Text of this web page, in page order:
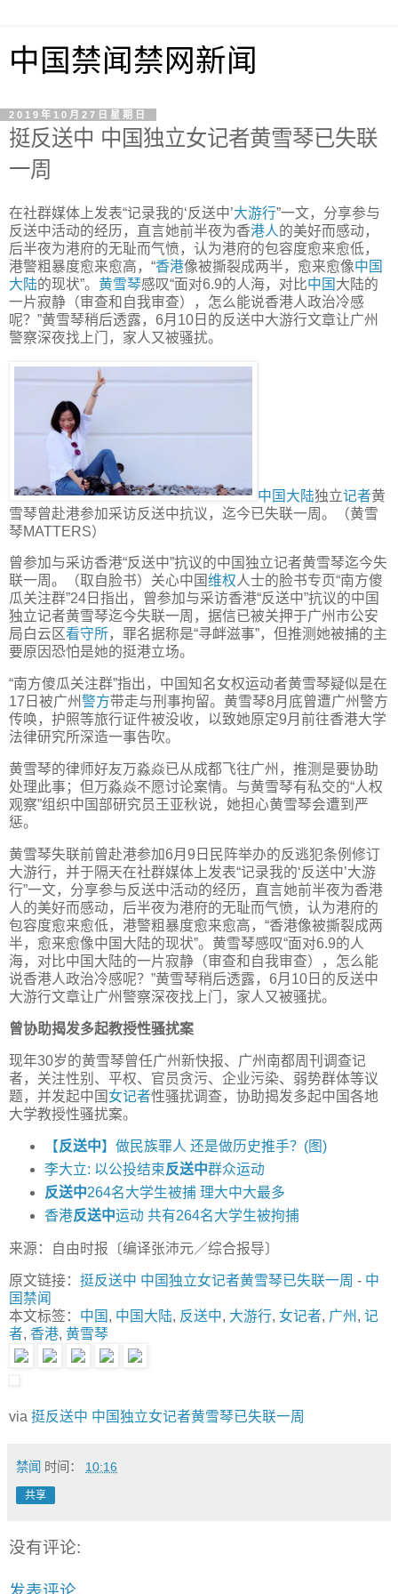
中国禁闻禁网新闻
2019年10月27日星期日
挺反送中 中国独立女记者黄雪琴已失联
一周
在社群媒体上发表“记录我的‘反送中’大游行”一文，分享参与
反送中活动的经历，直言她前半夜为香港人的美好而感动，
后半夜为港府的无耻而气愤，认为港府的包容度愈来愈低，
港警粗暴度愈来愈高，“香港像被撕裂成两半，愈来愈像中国
大陆的现状”。 黄雪琴感叹“面对6.9的人海，对比中国 大陆的
一片寂静（审查和自我审查），怎么能说香港人政治冷感
呢？”黄雪琴稍后透露，6月10日的反送中大游行文章让广州
警察深夜找上门，家人又被骚扰。
中国大陆独立记者黄
雪琴曾赴港参加采访反送中抗议，迄今已失联一周。（黄雪
琴MATTERS）
曾参加与采访香港“反送中”抗议的中国独立记者黄雪琴迄今失
联一周。（取自脸书）关心中国维权人士的脸书专页“南方傻
瓜关注群”24日指出，曾参加与采访香港“反送中”抗议的中国
独立记者黄雪琴迄今失联一周，据信已被关押于广州市公安
局白云区看守所，罪名据称是“寻衅滋事”，但推测她被捕的主
要原因恐怕是她的挺港立场。
“南方傻瓜关注群”指出，中国知名女权运动者黄雪琴疑似是在
17日被广州警方带走与刑事拘留。黄雪琴8月底曾遭广州警方
传唤，护照等旅行证件被没收，以致她原定9月前往香港大学
法律研究所深造一事告吹。
黄雪琴的律师好友万淼焱已从成都飞往广州，推测是要协助
处理此事；但万淼焱不愿讨论案情。与黄雪琴有私交的“人权
观察”组织中国部研究员王亚秋说，她担心黄雪琴会遭到严
惩。
黄雪琴失联前曾赴港参加6月9日民阵举办的反逃犯条例修订
大游行，并于隔天在社群媒体上发表“记录我的‘反送中’大游
行”一文，分享参与反送中活动的经历，直言她前半夜为香港
人的美好而感动，后半夜为港府的无耻而气愤，认为港府的
包容度愈来愈低，港警粗暴度愈来愈高，“香港像被撕裂成两
半，愈来愈像中国大陆的现状”。黄雪琴感叹“面对6.9的人
海，对比中国大陆的一片寂静（审查和自我审查），怎么能
说香港人政治冷感呢？”黄雪琴稍后透露，6月10日的反送中
大游行文章让广州警察深夜找上门，家人又被骚扰。
曾协助揭发多起教授性骚扰案
现年30岁的黄雪琴曾任广州新快报、广州南都周刊调查记
者，关注性别、平权、官员贪污、企业污染、弱势群体等议
题，并发起中国 女记者性骚扰调查，协助揭发多起中国各地
大学教授性骚扰案。
【反送中】做民族罪人 还是做历史推手？(图)
李大立: 以公投结束反送中群众运动
反送中264名大学生被捕 理大中大最多
香港反送中运动 共有264名大学生被拘捕
来源：自由时报〔编译张沛元／综合报导〕
原文链接： 挺反送中 中国独立女记者黄雪琴已失联一周 - 中
国禁闻
本文标签： 中国 , 中国大陆, 反送中, 大游行, 女记者, 广州 , 记
者, 香港, 黄雪琴
via 挺反送中 中国独立女记者黄雪琴已失联一周
禁闻 时间： 10:16
共享
没有评论: